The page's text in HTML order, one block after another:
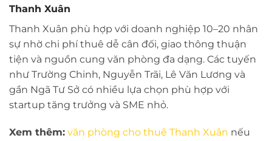
Thanh Xuân
Thanh Xuân phù hợp với doanh nghiệp 10–20 nhân
sự nhờ chi phí thuê dễ cân đối, giao thông thuận
tiện và nguồn cung văn phòng đa dạng. Các tuyến
như Trường Chinh, Nguyễn Trãi, Lê Văn Lương và
gần Ngã Tư Sở có nhiều lựa chọn phù hợp với
startup tăng trưởng và SME nhỏ.
Xem thêm: văn phòng cho thuê Thanh Xuân nếu